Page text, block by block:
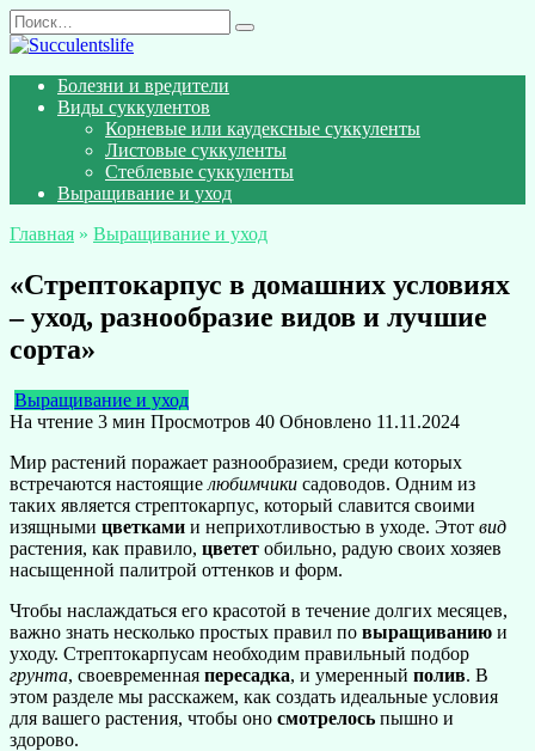
Перейти
к
Search
for:
Болезни и вредители
Виды суккулентов
Корневые или каудексные суккуленты
Листовые суккуленты
Стеблевые суккуленты
Выращивание и уход
Главная » Выращивание и уход
«Стрептокарпус в домашних условиях
– уход, разнообразие видов и лучшие
сорта»
Выращивание и уход
На чтение 3 мин Просмотров 40 Обновлено 11.11.2024
Мир растений поражает разнообразием, среди которых
встречаются настоящие любимчики садоводов. Одним из
таких является стрептокарпус, который славится своими
изящными цветками и неприхотливостью в уходе. Этот вид
растения, как правило, цветет обильно, радую своих хозяев
насыщенной палитрой оттенков и форм.
Чтобы наслаждаться его красотой в течение долгих месяцев,
важно знать несколько простых правил по выращиванию и
уходу. Стрептокарпусам необходим правильный подбор
грунта, своевременная пересадка, и умеренный полив. В
этом разделе мы расскажем, как создать идеальные условия
для вашего растения, чтобы оно смотрелось пышно и
здорово.